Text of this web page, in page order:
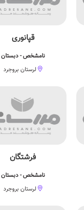
قپانوری
نامشخص - دبستان
لرستان بروجرد
فرشتگان
نامشخص - دبستان
لرستان بروجرد